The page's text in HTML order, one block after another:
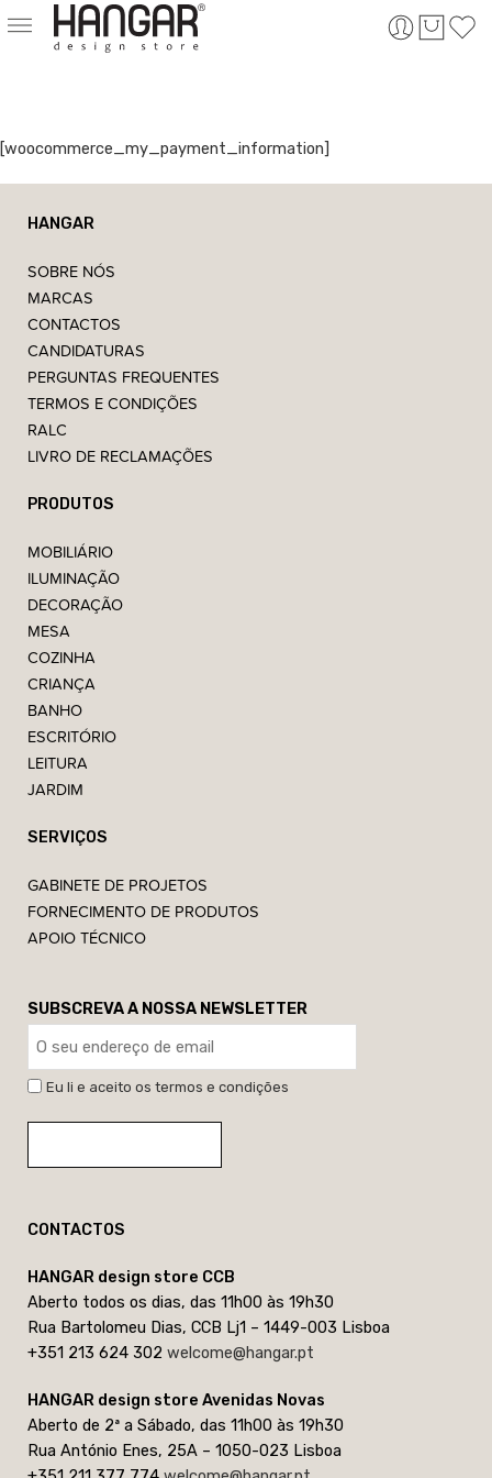
[woocommerce_my_payment_information]
HANGAR
SOBRE NÓS
MARCAS
CONTACTOS
CANDIDATURAS
PERGUNTAS FREQUENTES
TERMOS E CONDIÇÕES
RALC
LIVRO DE RECLAMAÇÕES
PRODUTOS
MOBILIÁRIO
ILUMINAÇÃO
DECORAÇÃO
MESA
COZINHA
CRIANÇA
BANHO
ESCRITÓRIO
LEITURA
JARDIM
SERVIÇOS
GABINETE DE PROJETOS
FORNECIMENTO DE PRODUTOS
APOIO TÉCNICO
SUBSCREVA A NOSSA NEWSLETTER
Eu li e aceito os termos e condições
CONTACTOS
HANGAR design store CCB
Aberto todos os dias, das 11h00 às 19h30
Rua Bartolomeu Dias, CCB Lj1 – 1449-003 Lisboa
+351 213 624 302 welcome@hangar.pt
HANGAR design store Avenidas Novas
Aberto de 2ª a Sábado, das 11h00 às 19h30
Rua António Enes, 25A – 1050-023 Lisboa